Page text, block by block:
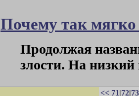
Почему так мягко
Продолжая
злости. На
<< 71|72|73